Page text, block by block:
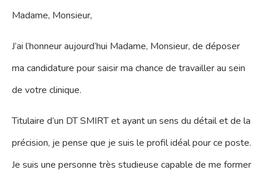
Madame, Monsieur,
J’ai l’honneur aujourd’hui Madame, Monsieur, de déposer
ma candidature pour saisir ma chance de travailler au sein
de votre clinique.
Titulaire d’un DT SMIRT et ayant un sens du détail et de la
précision, je pense que je suis le profil idéal pour ce poste.
Je suis une personne très studieuse capable de me former